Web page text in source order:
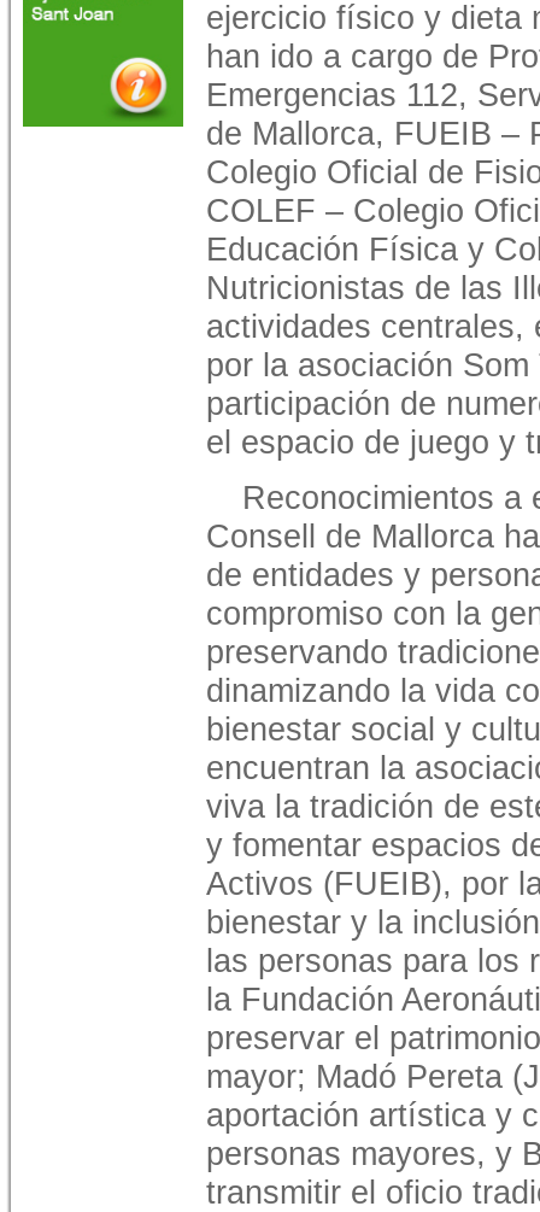
ejercicio físico y dieta
han ido a cargo de
Emergencias 112,
de Mallorca, FUEIB –
Colegio Oficial de
COLEF – Colegio
Educación Física y
Nutricionistas de las
actividades centrales,
por la asociación
participación de
el espacio de juego y
Reconocimientos a
Consell de Mallorca
de entidades y
compromiso con la
preservando
dinamizando la vida
bienestar social y
encuentran la
viva la tradición de
y fomentar espacios
Activos (FUEIB), por
bienestar y la
las personas para los
la Fundación
preservar el
mayor; Madó Pereta
aportación artística y
personas mayores, y
transmitir el oficio